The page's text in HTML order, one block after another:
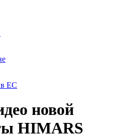
ЕС
новой
HIMARS